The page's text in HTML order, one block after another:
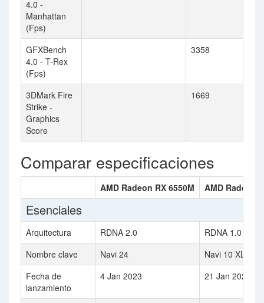
4.0 -
Manhattan
(Fps)
GFXBench
4.0 - T-Rex
(Fps)
3358
3DMark Fire
Strike -
Graphics
Score
1669
Comparar especificaciones
AMD Radeon RX 6550M AMD Radeon
Esenciales
Arquitectura RDNA 2.0
RDNA 1.0
Nombre clave
Navi 24
Navi 10 XLE
Fecha de
lanzamiento
4 Jan 2023 21 Jan 2020